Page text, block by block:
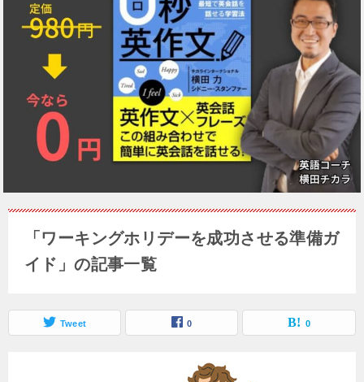
「ワーキングホリデーを成功させる準備ガ
イド」の記事一覧
Tweet 0 0